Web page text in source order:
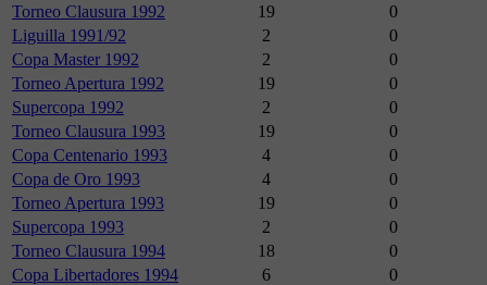
Torneo Clausura 1992
19
0
Liguilla 1991/92
2
0
Copa Master 1992
2
0
Torneo Apertura 1992
19
0
Supercopa 1992
2
0
Torneo Clausura 1993
19
0
Copa Centenario 1993
4
0
Copa de Oro 1993
4
0
Torneo Apertura 1993
19
0
Supercopa 1993
2
0
Torneo Clausura 1994
18
0
Copa Libertadores 1994
6
0